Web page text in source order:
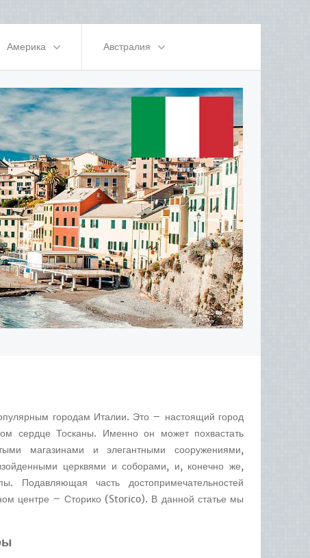
Америка Австралия
городам Италии. Это – настоящий город
сердце Тосканы. Именно он может похвастать
магазинами и элегантными сооружениями,
церквями и соборами, и, конечно же,
Подавляющая часть достопримечательностей
центре – Сторико (Storico). В данной статье мы